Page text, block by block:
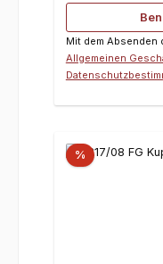
Mit dem Absenden
Allgemeinen
%